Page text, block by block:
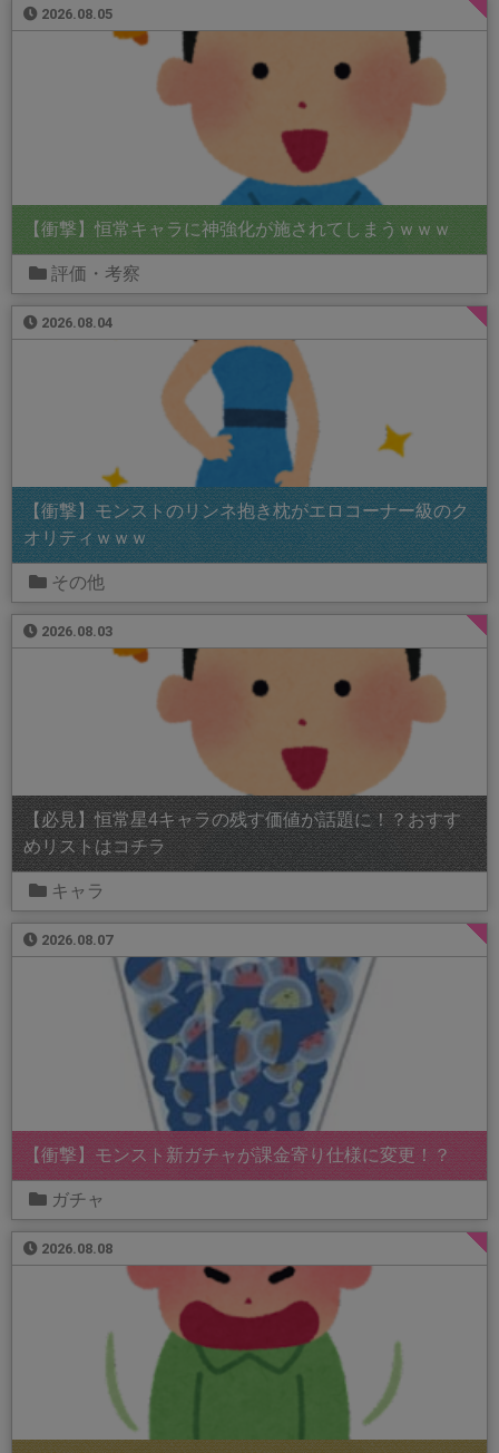
2026.08.05
【衝撃】恒常キャラに神強化が施されてしまうｗｗｗ
評価・考察
2026.08.04
【衝撃】モンストのリンネ抱き枕がエロコーナー級のク
オリティｗｗｗ
その他
2026.08.03
【必見】恒常星4キャラの残す価値が話題に！？おすす
めリストはコチラ
キャラ
2026.08.07
【衝撃】モンスト新ガチャが課金寄り仕様に変更！？
ガチャ
2026.08.08